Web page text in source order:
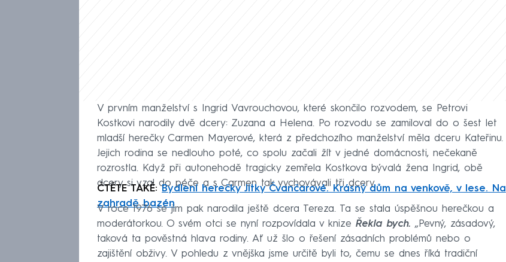
V prvním manželství s Ingrid Vavrouchovou, které skončilo rozvodem, se Petrovi
Kostkovi narodily dvě dcery: Zuzana a Helena. Po rozvodu se zamiloval do o šest let
mladší herečky Carmen Mayerové, která z předchozího manželství měla dceru Kateřinu.
Jejich rodina se nedlouho poté, co spolu začali žít v jedné domácnosti, nečekaně
rozrostla. Když při autonehodě tragicky zemřela Kostkova bývalá žena Ingrid, obě
dcery si vzal do péče a s Carmen tak vychovávali tři dcery.
ČTĚTE TAKÉ:Bydlení herečky Jitky Čvančarové. Krásný dům na venkově, v lese. Na
zahradě bazén
V roce 1976 se jim pak narodila ještě dcera Tereza. Ta se stala úspěšnou herečkou a
moderátorkou. O svém otci se nyní rozpovídala v knize Řekla bych. „Pevný, zásadový,
taková ta pověstná hlava rodiny. Ať už šlo o řešení zásadních problémů nebo o
zajištění obživy. V pohledu z vnějška jsme určitě byli to, čemu se dnes říká tradiční